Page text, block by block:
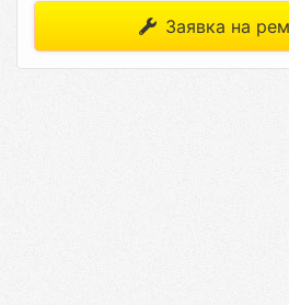
Заявка на